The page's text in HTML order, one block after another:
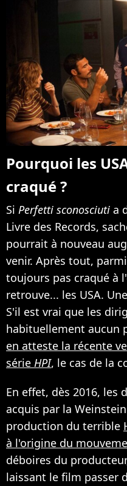
Pourquoi les
craqué ?
Si Perfetti sconosciuti a
Livre des Records,
pourrait à nouveau
venir. Après tout,
toujours pas craqué à
retrouve... les USA.
S'il est vrai que les
habituellement aucun
en atteste la récente
série HPI, le cas de la
En effet, dès 2016,
acquis par la
production du terrible
à l'origine du
déboires du
laissant le film passer